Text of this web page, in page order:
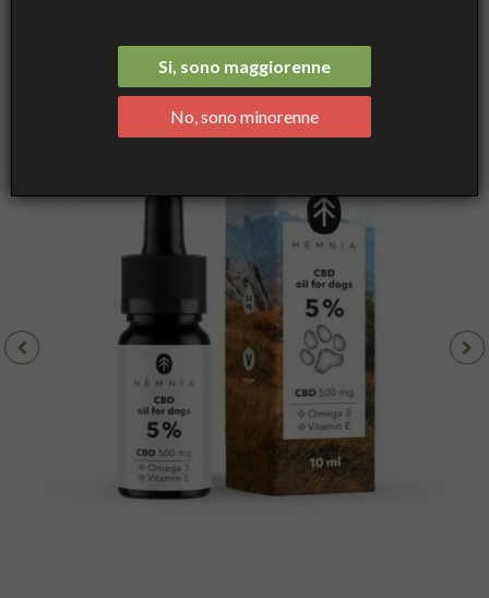
Si, sono maggiorenne
No, sono minorenne